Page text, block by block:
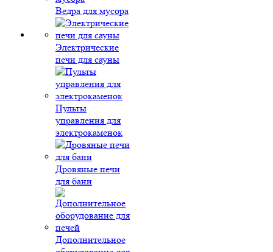
Ведра для мусора
Электрические
печи для сауны
Пульты
управления для
электрокаменок
Дровяные печи
для бани
Дополнительное